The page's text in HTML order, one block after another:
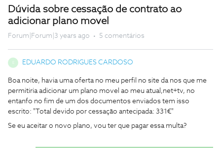
Dúvida sobre cessação de contrato ao
adicionar plano movel
Forum|Forum|3 years ago 5 comentários
EDUARDO RODRIGUES CARDOSO
Boa noite, havia uma oferta no meu perfil no site da nos que me
permitiria adicionar um plano movel ao meu atual,net+tv, no
entanfo no fim de um dos documentos enviados tem isso
escrito: "Total devido por cessação antecipada: 331€"
Se eu aceitar o novo plano, vou ter que pagar essa multa?